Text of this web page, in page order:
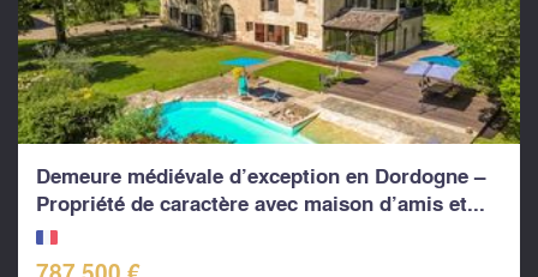
Demeure médiévale d’exception en Dordogne –
Propriété de caractère avec maison d’amis et...